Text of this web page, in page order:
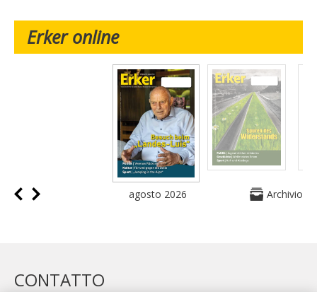
Erker online
agosto 2026 Archivio
CONTATTO